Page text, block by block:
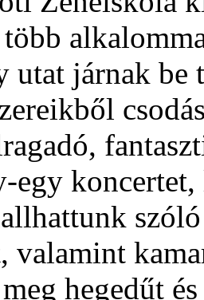
több
utat járnak be
egy
valamint
hegedűt